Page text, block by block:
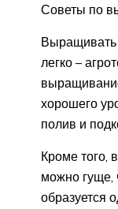
Советы по
Выращивать
легко –
хорошего
полив и
Кроме того,
можно гуще,
образуется